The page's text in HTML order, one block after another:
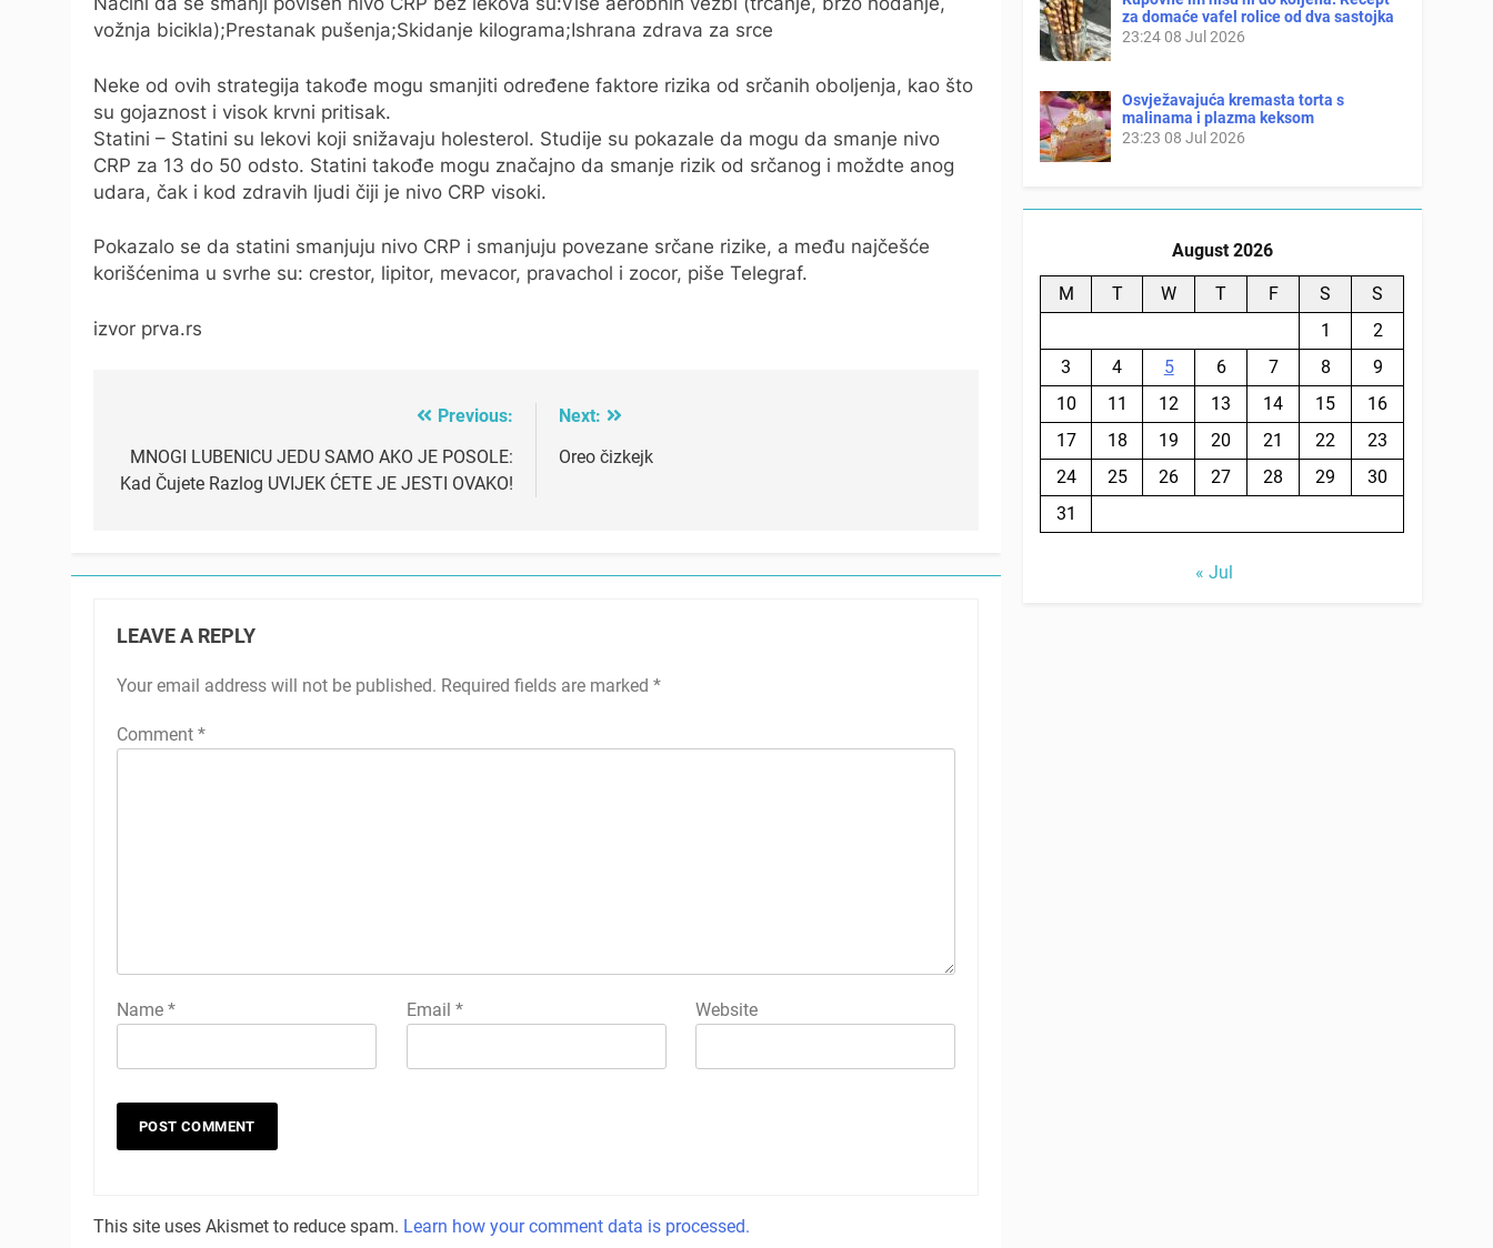
vožnja bicikla);Prestanak pušenja;Skidanje kilograma;Ishrana zdrava za srce
Neke od ovih strategija takođe mogu smanjiti određene faktore rizika od srčanih oboljenja, kao što
su gojaznost i visok krvni pritisak.
Statini – Statini su lekovi koji snižavaju holesterol. Studije su pokazale da mogu da smanje nivo
CRP za 13 do 50 odsto. Statini takođe mogu značajno da smanje rizik od srčanog i moždte anog
udara, čak i kod zdravih ljudi čiji je nivo CRP visoki.
Pokazalo se da statini smanjuju nivo CRP i smanjuju povezane srčane rizike, a među najčešće
korišćenima u svrhe su: crestor, lipitor, mevacor, pravachol i zocor, piše Telegraf.
izvor prva.rs
navigation
Previous:
MNOGI LUBENICU JEDU SAMO AKO JE POSOLE:
Kad Čujete Razlog UVIJEK ĆETE JE JESTI OVAKO!
Next:
Oreo čizkejk
LEAVE A REPLY
Your email address will not be published. Required fields are marked *
Comment *
Name * Email * Website
This site uses Akismet to reduce spam. Learn how your comment data is processed.
za domaće vafel rolice od dva sastojka
23:24 08 Jul 2026
Osvježavajuća kremasta torta s
malinama i plazma keksom
23:23 08 Jul 2026
August 2026
M T W T F S
S
1
2
3
4 5 6 7 8
9
10
11 12 13 14 15
16
17
18 19 20 21 22
23
24
25 26 27 28 29
30
31
« Jul